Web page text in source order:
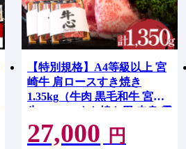
【特別規格】A4等級以上 宮
崎牛 肩ロースすき焼き
1.35kg（牛肉 黒毛和牛 宮崎
牛 ロース すき焼き用 赤身 霜
降り 人気）
27,000 円